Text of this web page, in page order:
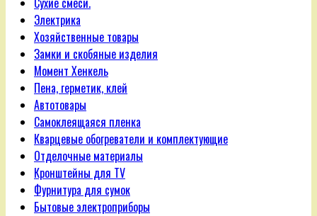
Электрика
Хозяйственные товары
Замки и скобяные изделия
Момент Хенкель
Пена, герметик, клей
Автотовары
Самоклеящаяся пленка
Кварцевые обогреватели и комплектующие
Отделочные материалы
Кронштейны для TV
Фурнитура для сумок
Бытовые электроприборы